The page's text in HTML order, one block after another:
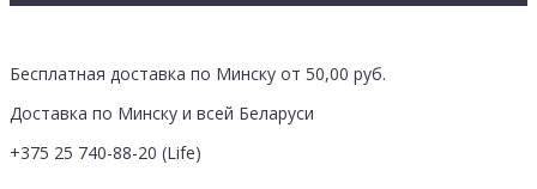
Бесплатная доставка по Минску от 50,00 руб.
Доставка по Минску и всей Беларуси
+375 25 740-88-20 (Life)